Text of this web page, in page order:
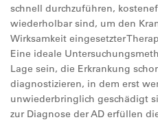
schnell durchzuführen,
wiederholbar sind, um den
Wirksamkeit eingesetzter
Eine ideale
Lage sein, die Erkrankung
diagnostizieren, in dem erst
unwiederbringlich geschädigt
zur Diagnose der AD erfüllen